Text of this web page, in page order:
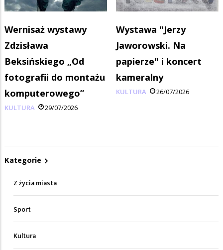
Wernisaż wystawy
Zdzisława
Beksińskiego „Od
fotografii do montażu
komputerowego”
KULTURA 29/07/2026
Wystawa "Jerzy
Jaworowski. Na
papierze" i koncert
kameralny
KULTURA 26/07/2026
Kategorie
Z życia miasta
Sport
Kultura